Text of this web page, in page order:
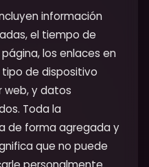
información
el tiempo de
los enlaces en
tipo de dispositivo
web, y datos
Toda la
de forma agregada y
que no puede